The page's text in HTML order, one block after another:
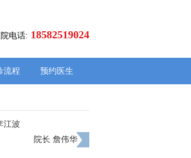
院电话: 18582519024
流程 预约医生
江波
院长 詹伟华
下一页